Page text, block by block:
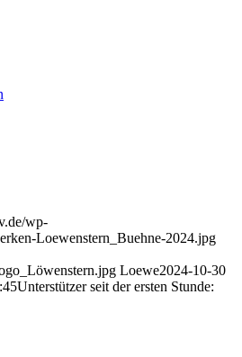
wp-
Loewenstern_Buehne-2024.jpg
Loewe2024-10-30
Unterstützer seit der ersten Stunde: